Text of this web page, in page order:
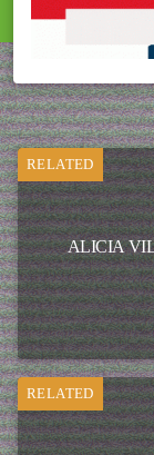
RELATED
ALICIA
RELATED